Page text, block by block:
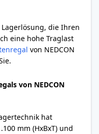
die Ihren
eine hohe Traglast
von NEDCON
von NEDCON
hat
mm (HxBxT) und